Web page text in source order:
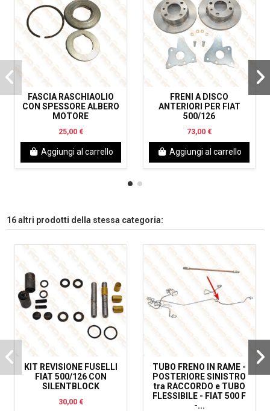
FASCIA RASCHIAOLIO
CON SPESSORE ALBERO
MOTORE
25,00 €
Aggiungi al carrello
FRENI A DISCO
ANTERIORI PER FIAT
500/126
73,00 €
Aggiungi al carrello
16 altri prodotti della stessa categoria:
KIT REVISIONE FUSELLI
FIAT 500/126 CON
SILENTBLOCK
30,00 €
TUBO FRENO IN RAME -
POSTERIORE SINISTRO
tra RACCORDO e TUBO
FLESSIBILE - FIAT 500 F
-...